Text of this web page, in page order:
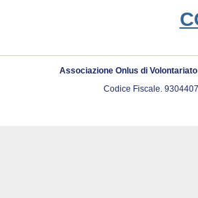
Associazione Onlus di
Codice Fiscale.